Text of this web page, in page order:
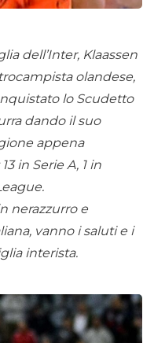
dell’Inter, Klaassen
olandese,
lo Scudetto
dando il suo
appena
in Serie A, 1 in
nerazzurro e
vanno i saluti e i
interista.